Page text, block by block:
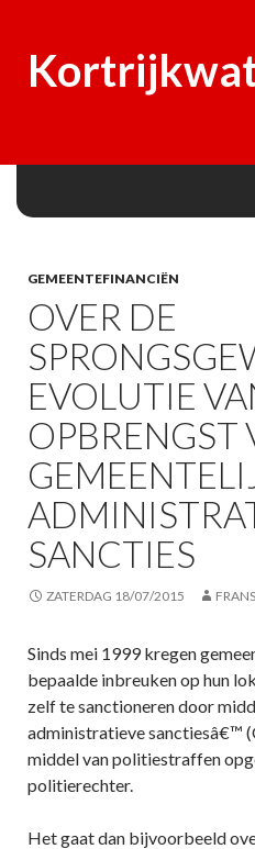
GEMEENTEFINANCIËN
OVER DE
EVOLUTIE
OPBRENGST
SANCTIES
ZATERDAG 18/07/2015 FRANS
Sinds mei 1999 kregen
bepaalde inbreuken op hun
zelf te sanctioneren door
administratieve sanctiesâ€™
middel van politiestraffen
politierechter.
Het gaat dan bijvoorbeeld